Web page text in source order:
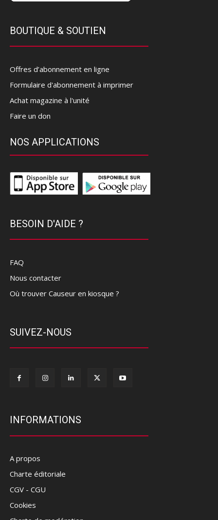
BOUTIQUE & SOUTIEN
Offres d’abonnement en ligne
Formulaire d'abonnement à imprimer
Achat magazine à l'unité
Faire un don
NOS APPLICATIONS
BESOIN D'AIDE ?
FAQ
Nous contacter
Où trouver Causeur en kiosque ?
SUIVEZ-NOUS
INFORMATIONS
A propos
Charte éditoriale
CGV - CGU
Cookies